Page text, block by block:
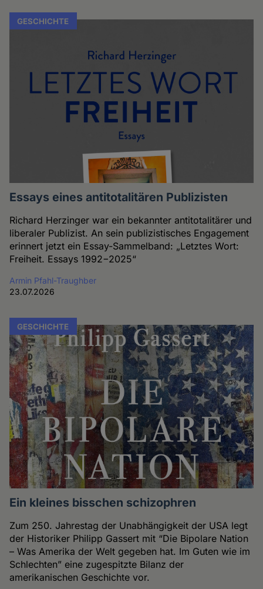
GESCHICHTE
Essays eines antitotalitären Publizisten
Richard Herzinger war ein bekannter antitotalitärer und
liberaler Publizist. An sein publizistisches Engagement
erinnert jetzt ein Essay-Sammelband: „Letztes Wort:
Freiheit. Essays 1992−2025“
Armin Pfahl-Traughber
23.07.2026
GESCHICHTE
Ein kleines bisschen schizophren
Zum 250. Jahrestag der Unabhängigkeit der USA legt
der Historiker Philipp Gassert mit “Die Bipolare Nation
– Was Amerika der Welt gegeben hat. Im Guten wie im
Schlechten” eine zugespitzte Bilanz der
amerikanischen Geschichte vor.